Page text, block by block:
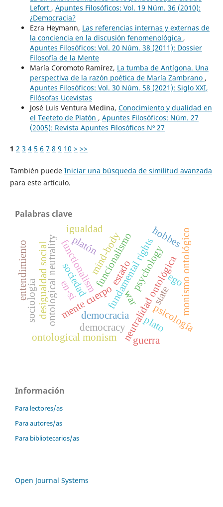
Lefort , Apuntes Filosóficos: Vol. 19 Núm. 36 (2010):
¿Democracia?
Ezra Heymann, Las referencias internas y externas de
la conciencia en la discusión fenomenológica ,
Apuntes Filosóficos: Vol. 20 Núm. 38 (2011): Dossier
Filosofía de la Mente
María Coromoto Ramírez, La tumba de Antígona. Una
perspectiva de la razón poética de María Zambrano ,
Apuntes Filosóficos: Vol. 30 Núm. 58 (2021): Siglo XXI,
Filósofas Ucevistas
José Luis Ventura Medina, Conocimiento y dualidad en
el Teeteto de Platón , Apuntes Filosóficos: Núm. 27
(2005): Revista Apuntes Filosóficos Nº 27
1 2 3 4 5 6 7 8 9 10 > >>
También puede Iniciar una búsqueda de similitud avanzada
para este artículo.
Palabras clave
funcionalismoneutralidad ontológica
mente cuerpo monismo ontológico
functionalism
ontological neutrality mind-body
ontological monism
democracia
desigualdad social
democracy
fundamental rights
platón
psicología
plato
psychology
sociedad
sociología
hobbes
igualdad
guerra
estado
war state
en-si ego
entendimiento
Información
Para lectores/as
Para autores/as
Para bibliotecarios/as
Open Journal Systems